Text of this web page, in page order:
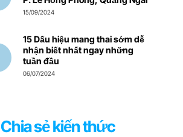
15/09/2024
15 Dấu hiệu mang thai sớm dễ
nhận biết nhất ngay những
tuần đầu
06/07/2024
Chia sẻ kiến thức